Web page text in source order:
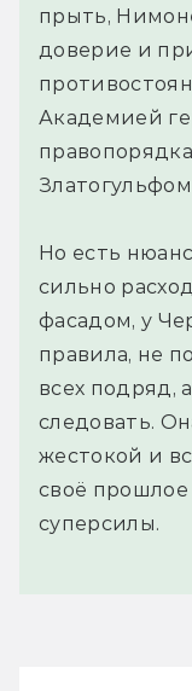
прыть,
доверие и
Академией
Но есть
сильно
фасадом, у
правила, не
всех подряд,
следовать.
жестокой и
своё
суперсилы.